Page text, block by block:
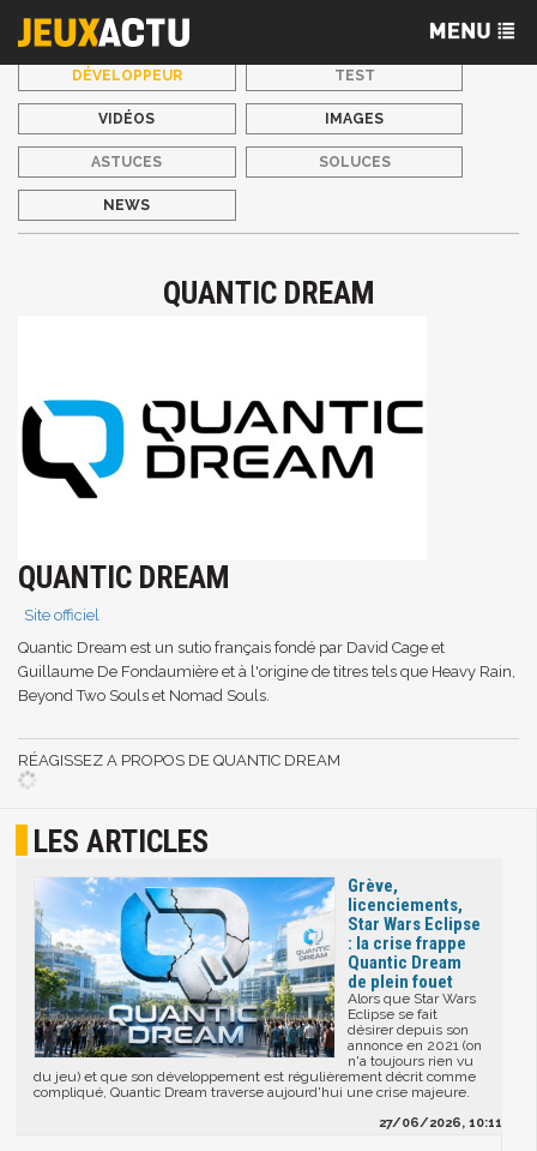
DÉVELOPPEUR TEST
VIDÉOS IMAGES
ASTUCES SOLUCES
NEWS
QUANTIC DREAM
QUANTIC DREAM
Site officiel
Quantic Dream est un sutio français fondé par David Cage et
Guillaume De Fondaumière et à l'origine de titres tels que Heavy Rain,
Beyond Two Souls et Nomad Souls.
RÉAGISSEZ A PROPOS DE QUANTIC DREAM
LES ARTICLES
Grève,
licenciements,
Star Wars Eclipse
: la crise frappe
Quantic Dream
de plein fouet
Alors que Star Wars
Eclipse se fait
désirer depuis son
annonce en 2021 (on
n'a toujours rien vu
du jeu) et que son développement est régulièrement décrit comme
compliqué, Quantic Dream traverse aujourd'hui une crise majeure.
27/06/2026, 10:11